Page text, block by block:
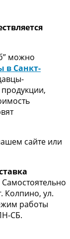
можно
Санкт-
сайте или
Самостоятельно
Колпино, ул.
работы
СБ.